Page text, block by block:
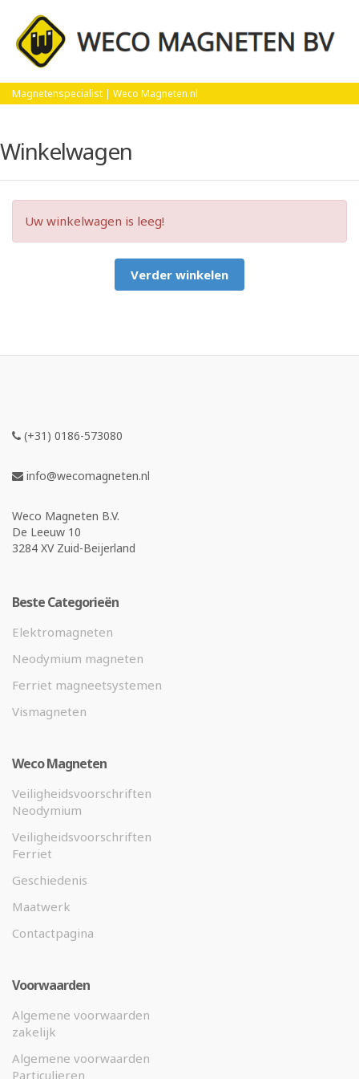
Magnetenspecialist | Weco Magneten.nl
Home
Winkelwagen
Uw winkelwagen is leeg!
Verder winkelen
(+31) 0186-573080
info@wecomagneten.nl
Weco Magneten B.V.
De Leeuw 10
3284 XV Zuid-Beijerland
Beste Categorieën
Elektromagneten
Neodymium magneten
Ferriet magneetsystemen
Vismagneten
Weco Magneten
Veiligheidsvoorschriften
Neodymium
Veiligheidsvoorschriften
Ferriet
Geschiedenis
Maatwerk
Contactpagina
Voorwaarden
Algemene voorwaarden
zakelijk
Algemene voorwaarden
Particulieren